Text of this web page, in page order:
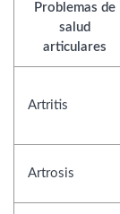
Problemas de
salud
articulares
Artritis
Artrosis